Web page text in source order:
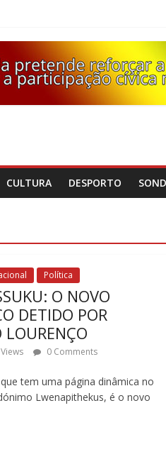
CULTURA DESPORTO
Política
O NOVO
DETIDO POR
LOURENÇO
0 Comments
tem uma página dinâmica no
Lwenapithekus, é o novo